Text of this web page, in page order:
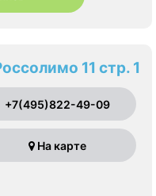
11 стр. 1
+7(495)822-49-09
На карте